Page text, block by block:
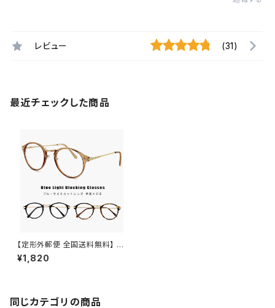
レビュー (31)
最近チェックした商品
【定形外郵便 全国送料無料】 p
yb103 ブルーライトカット メガ
ネ PCメガネ 伊達メガネ 度なし
¥1,820
同じカテゴリの商品